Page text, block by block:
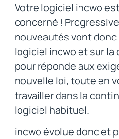
Votre logiciel incwo
concerné !
nouveautés vont donc
logiciel incwo et sur la
pour réponde aux
nouvelle loi, toute en
travailler dans la
logiciel habituel.
incwo évolue donc et